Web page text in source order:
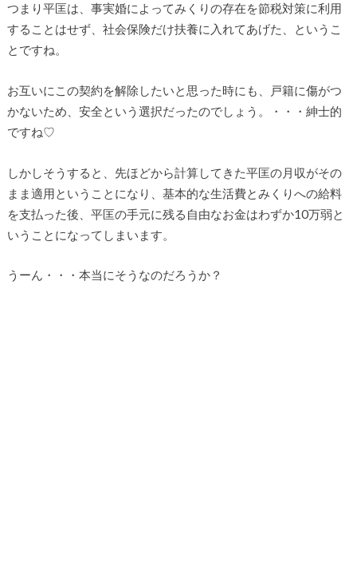
つまり平匡は、事実婚によってみくりの存在を節税対策に利用
することはせず、社会保険だけ扶養に入れてあげた、というこ
とですね。
お互いにこの契約を解除したいと思った時にも、戸籍に傷がつ
かないため、安全という選択だったのでしょう。・・・紳士的
ですね♡
しかしそうすると、先ほどから計算してきた平匡の月収がその
まま適用ということになり、基本的な生活費とみくりへの給料
を支払った後、平匡の手元に残る自由なお金はわずか10万弱と
いうことになってしまいます。
うーん・・・本当にそうなのだろうか？